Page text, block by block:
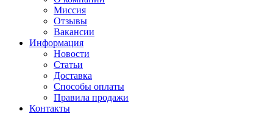
Миссия
Отзывы
Вакансии
Информация
Новости
Статьи
Доставка
Способы оплаты
Правила продажи
Контакты